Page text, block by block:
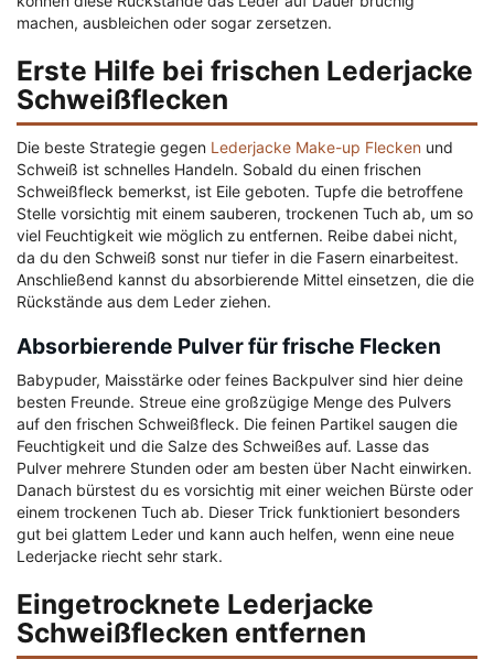
machen, ausbleichen oder sogar zersetzen.
Erste Hilfe bei frischen Lederjacke
Schweißflecken
Die beste Strategie gegen Lederjacke Make-up Flecken und
Schweiß ist schnelles Handeln. Sobald du einen frischen
Schweißfleck bemerkst, ist Eile geboten. Tupfe die betroffene
Stelle vorsichtig mit einem sauberen, trockenen Tuch ab, um so
viel Feuchtigkeit wie möglich zu entfernen. Reibe dabei nicht,
da du den Schweiß sonst nur tiefer in die Fasern einarbeitest.
Anschließend kannst du absorbierende Mittel einsetzen, die die
Rückstände aus dem Leder ziehen.
Absorbierende Pulver für frische Flecken
Babypuder, Maisstärke oder feines Backpulver sind hier deine
besten Freunde. Streue eine großzügige Menge des Pulvers
auf den frischen Schweißfleck. Die feinen Partikel saugen die
Feuchtigkeit und die Salze des Schweißes auf. Lasse das
Pulver mehrere Stunden oder am besten über Nacht einwirken.
Danach bürstest du es vorsichtig mit einer weichen Bürste oder
einem trockenen Tuch ab. Dieser Trick funktioniert besonders
gut bei glattem Leder und kann auch helfen, wenn eine neue
Lederjacke riecht sehr stark.
Eingetrocknete Lederjacke
Schweißflecken entfernen